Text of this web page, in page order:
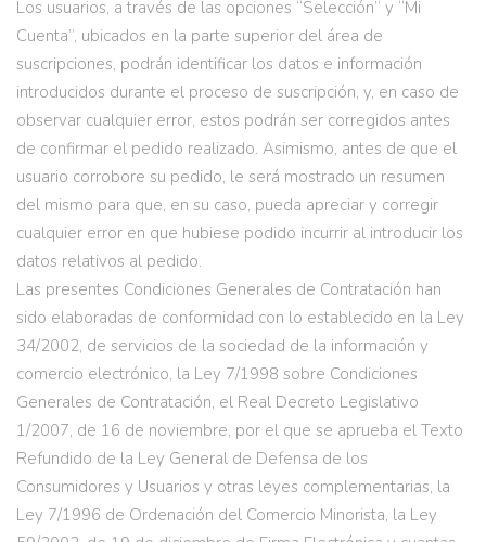
Los usuarios, a través de las opciones “Selección” y “Mi
Cuenta”, ubicados en la parte superior del área de
suscripciones, podrán identificar los datos e información
introducidos durante el proceso de suscripción, y, en caso de
observar cualquier error, estos podrán ser corregidos antes
de confirmar el pedido realizado. Asimismo, antes de que el
usuario corrobore su pedido, le será mostrado un resumen
del mismo para que, en su caso, pueda apreciar y corregir
cualquier error en que hubiese podido incurrir al introducir los
datos relativos al pedido.
Las presentes Condiciones Generales de Contratación han
sido elaboradas de conformidad con lo establecido en la Ley
34/2002, de servicios de la sociedad de la información y
comercio electrónico, la Ley 7/1998 sobre Condiciones
Generales de Contratación, el Real Decreto Legislativo
1/2007, de 16 de noviembre, por el que se aprueba el Texto
Refundido de la Ley General de Defensa de los
Consumidores y Usuarios y otras leyes complementarias, la
Ley 7/1996 de Ordenación del Comercio Minorista, la Ley